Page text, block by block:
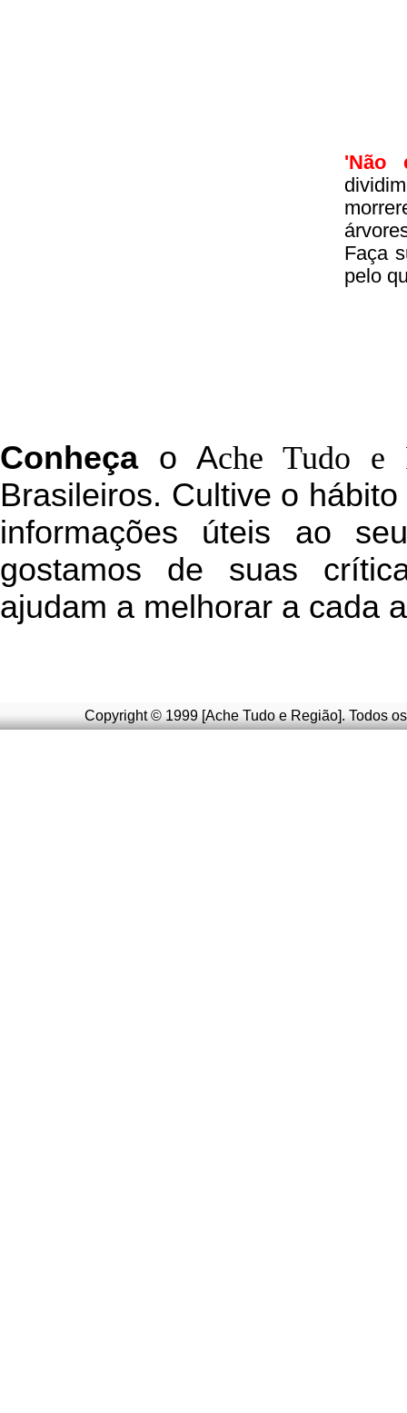
'Não
Faça
pelo
Conheçao Ache Tudo e
Brasileiros. Cultive o
informações úteis ao
gostamos de suas
ajudam a melhorar a cada
Copyright © 1999 [Ache Tudo e Região]. Todos